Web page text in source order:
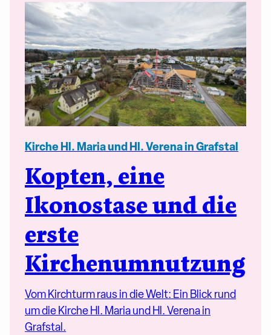
Kirche Hl. Maria und Hl. Verena in Grafstal
Kopten, eine
Ikonostase und die
erste
Kirchenumnutzung
Vom Kirchturm raus in die Welt: Ein Blick rund
um die Kirche Hl. Maria und Hl. Verena in
Grafstal.